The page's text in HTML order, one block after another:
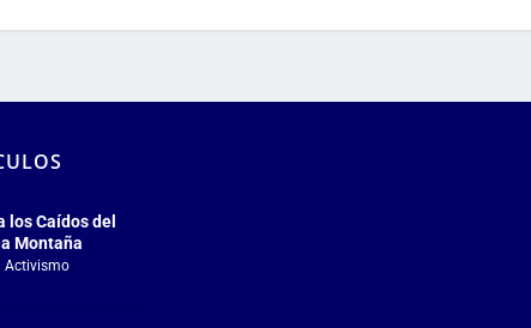
los Caídos del
Montaña
|Activismo